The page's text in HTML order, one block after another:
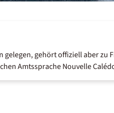
gehört offiziell aber zu
Amtssprache Nouvelle